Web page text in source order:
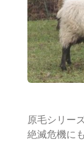
原毛シリー
絶滅危機に